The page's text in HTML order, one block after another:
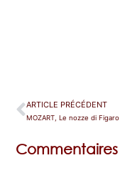
ARTICLE PRÉCÉDENT
Commentaires